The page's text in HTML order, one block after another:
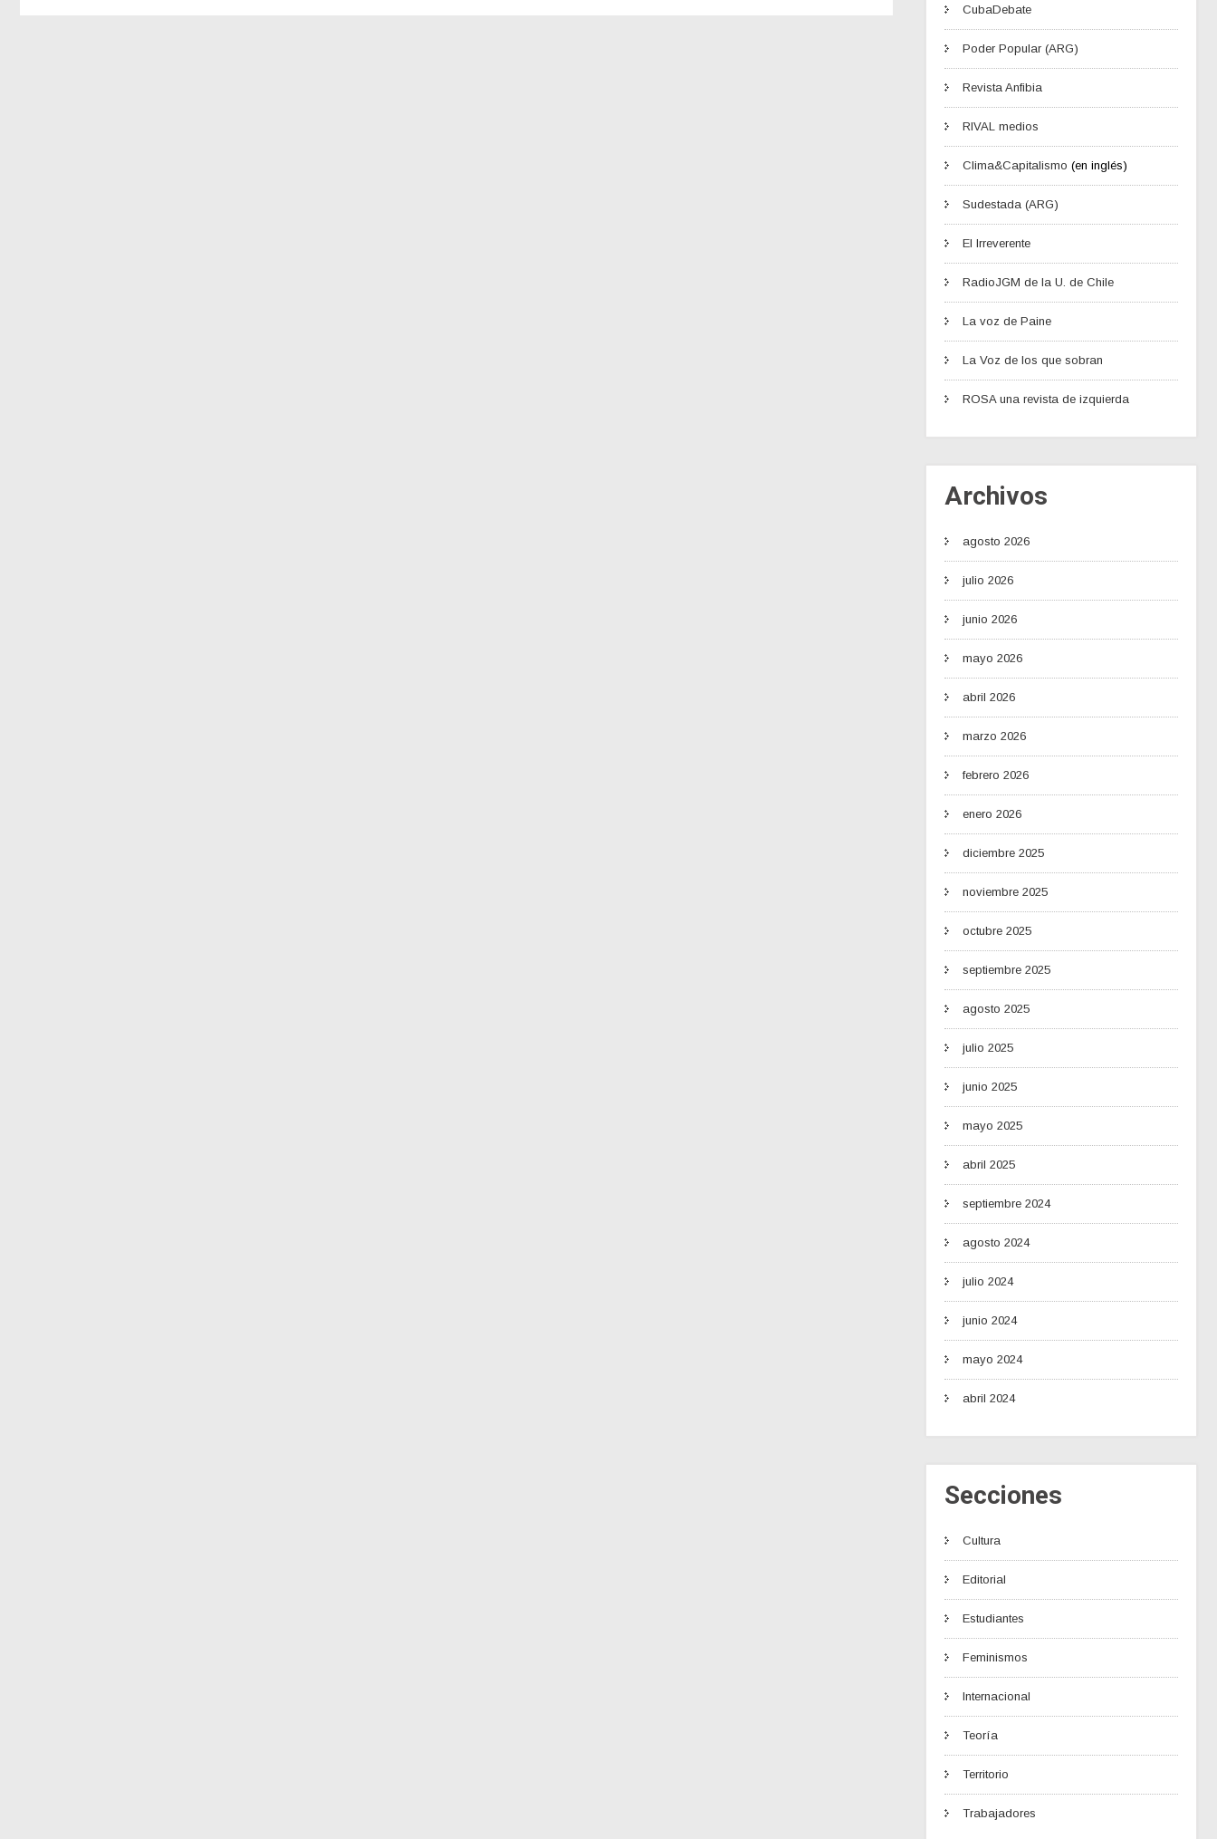
CubaDebate
Poder Popular (ARG)
Revista Anfibia
RIVAL medios
Clima&Capitalismo (en inglés)
Sudestada (ARG)
El Irreverente
RadioJGM de la U. de Chile
La voz de Paine
La Voz de los que sobran
ROSA una revista de izquierda
Archivos
agosto 2026
julio 2026
junio 2026
mayo 2026
abril 2026
marzo 2026
febrero 2026
enero 2026
diciembre 2025
noviembre 2025
octubre 2025
septiembre 2025
agosto 2025
julio 2025
junio 2025
mayo 2025
abril 2025
septiembre 2024
agosto 2024
julio 2024
junio 2024
mayo 2024
abril 2024
Secciones
Cultura
Editorial
Estudiantes
Feminismos
Internacional
Teoría
Territorio
Trabajadores